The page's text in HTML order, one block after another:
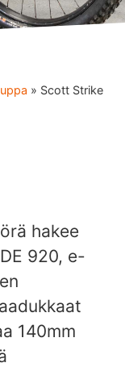
» Scott Strike
hakee
920, e-
140mm